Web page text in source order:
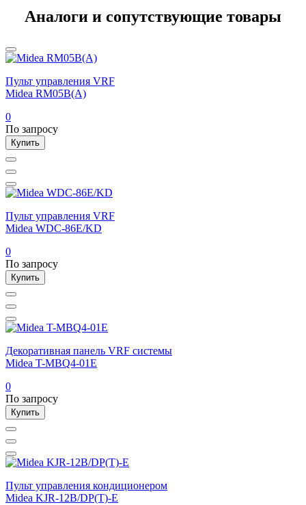
Аналоги и сопутствующие товары
Пульт управления VRF
Midea RM05B(A)
0
По запросу
Купить
Пульт управления VRF
Midea WDC-86E/KD
0
По запросу
Купить
Декоративная панель VRF системы
Midea T-MBQ4-01E
0
По запросу
Купить
Пульт управления кондиционером
Midea KJR-12B/DP(T)-E